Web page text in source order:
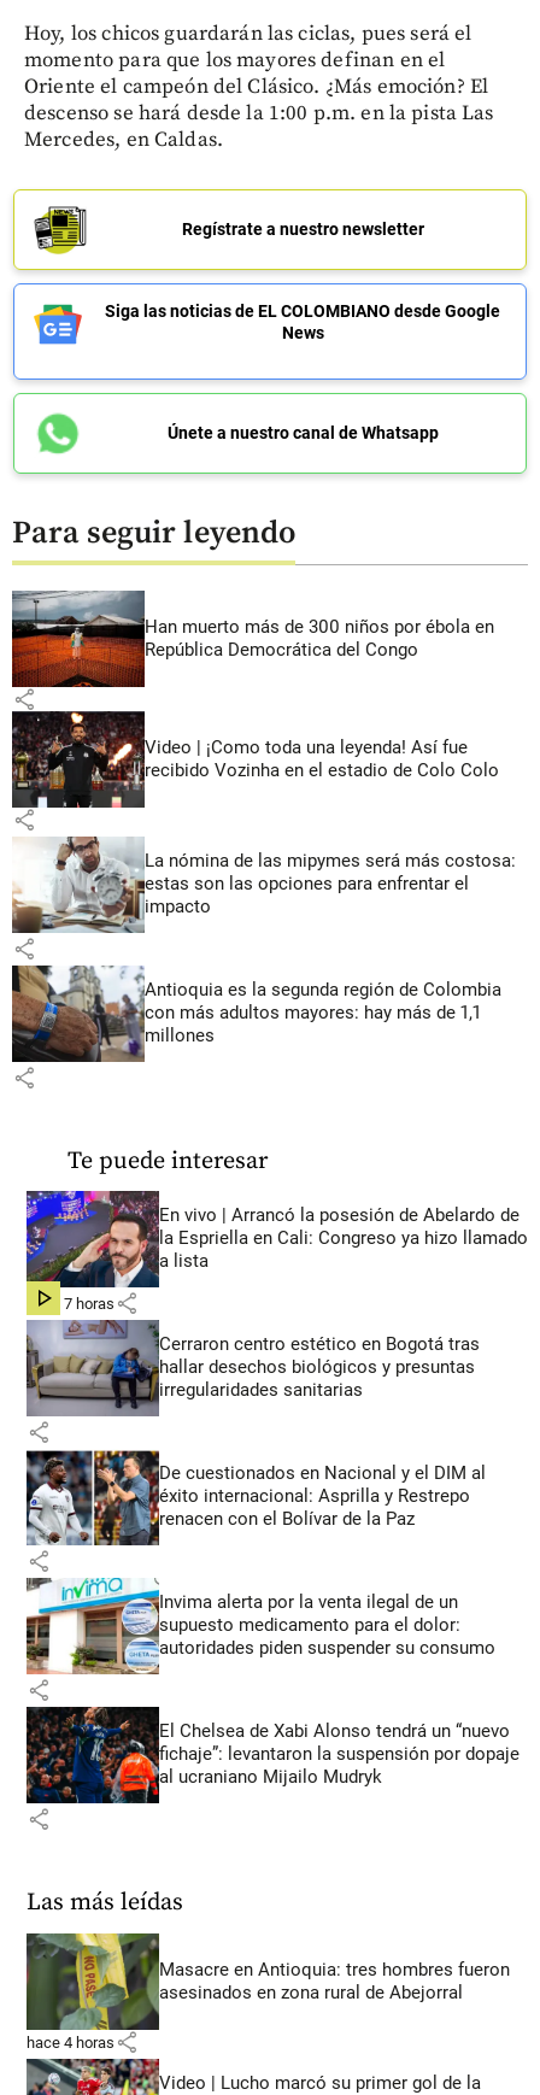
Hoy, los chicos guardarán las ciclas, pues será el
momento para que los mayores definan en el
Oriente el campeón del Clásico. ¿Más emoción? El
descenso se hará desde la 1:00 p.m. en la pista Las
Mercedes, en Caldas.
Regístrate a nuestro newsletter
Siga las noticias de EL COLOMBIANO desde Google
News
Únete a nuestro canal de Whatsapp
Para seguir leyendo
Han muerto más de 300 niños por ébola en
República Democrática del Congo
share
Video | ¡Como toda una leyenda! Así fue
recibido Vozinha en el estadio de Colo Colo
share
La nómina de las mipymes será más costosa:
estas son las opciones para enfrentar el
impacto
share
Antioquia es la segunda región de Colombia
con más adultos mayores: hay más de 1,1
millones
share
Te puede interesar
En vivo | Arrancó la posesión de Abelardo de
la Espriella en Cali: Congreso ya hizo llamado
a lista
hace 7 horas share
Cerraron centro estético en Bogotá tras
hallar desechos biológicos y presuntas
irregularidades sanitarias
share
De cuestionados en Nacional y el DIM al
éxito internacional: Asprilla y Restrepo
renacen con el Bolívar de la Paz
share
Invima alerta por la venta ilegal de un
supuesto medicamento para el dolor:
autoridades piden suspender su consumo
share
El Chelsea de Xabi Alonso tendrá un “nuevo
fichaje”: levantaron la suspensión por dopaje
al ucraniano Mijailo Mudryk
share
Las más leídas
Masacre en Antioquia: tres hombres fueron
asesinados en zona rural de Abejorral
hace 4 horas share
Video | Lucho marcó su primer gol de la